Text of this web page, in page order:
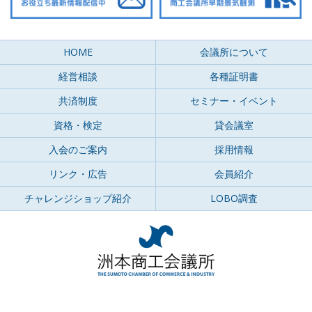
HOME
会議所について
経営相談
各種証明書
共済制度
セミナー・イベント
資格・検定
貸会議室
入会のご案内
採用情報
リンク・広告
会員紹介
チャレンジショップ紹介
LOBO調査